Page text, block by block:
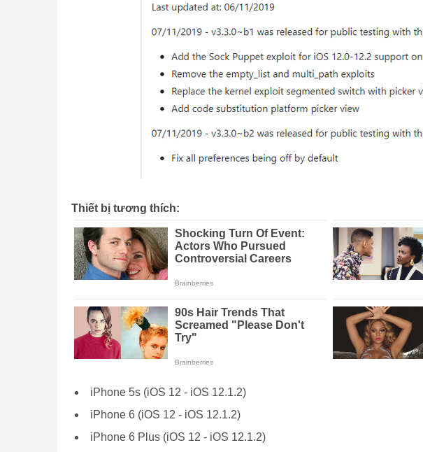
Thiết bị tương thích:
iPhone 5s (iOS 12 - iOS 12.1.2)
iPhone 6 (iOS 12 - iOS 12.1.2)
iPhone 6 Plus (iOS 12 - iOS 12.1.2)